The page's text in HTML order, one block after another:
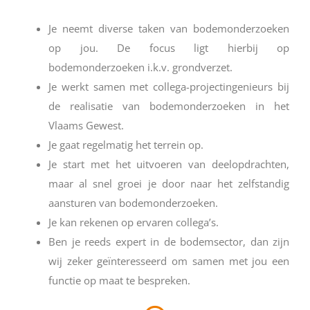
Je neemt diverse taken van bodemonderzoeken
op jou. De focus ligt hierbij op
bodemonderzoeken i.k.v. grondverzet.
Je werkt samen met collega-projectingenieurs bij
de realisatie van bodemonderzoeken in het
Vlaams Gewest.
Je gaat regelmatig het terrein op.
Je start met het uitvoeren van deelopdrachten,
maar al snel groei je door naar het zelfstandig
aansturen van bodemonderzoeken.
Je kan rekenen op ervaren collega’s.
Ben je reeds expert in de bodemsector, dan zijn
wij zeker geïnteresseerd om samen met jou een
functie op maat te bespreken.